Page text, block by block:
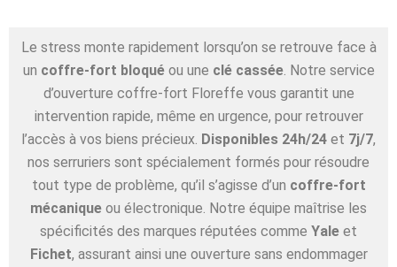
Le stress monte rapidement lorsqu’on se retrouve face à
un coffre-fort bloquéou une clé cassée. Notre service
d’ouverture coffre-fort Floreffe vous garantit une
intervention rapide, même en urgence, pour retrouver
l’accès à vos biens précieux. Disponibles 24h/24 et 7j/7,
nos serruriers sont spécialement formés pour résoudre
tout type de problème, qu’il s’agisse d’un coffre-fort
mécanique ou électronique. Notre équipe maîtrise les
spécificités des marques réputées comme Yale et
Fichet, assurant ainsi une ouverture sans endommager